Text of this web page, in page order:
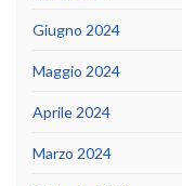
Giugno 2024
Maggio 2024
Aprile 2024
Marzo 2024